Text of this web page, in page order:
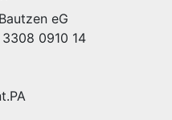
eG
0910 14